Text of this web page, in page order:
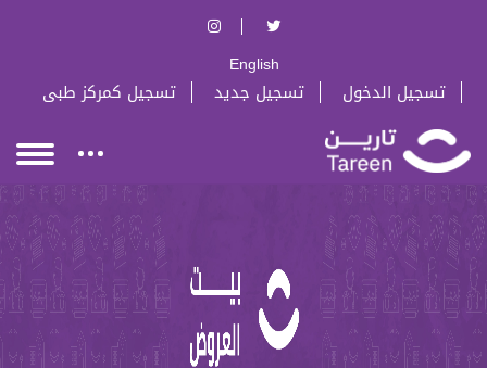
English
تسجيل الدخول تسجيل جديد تسجيل كمركز طبى